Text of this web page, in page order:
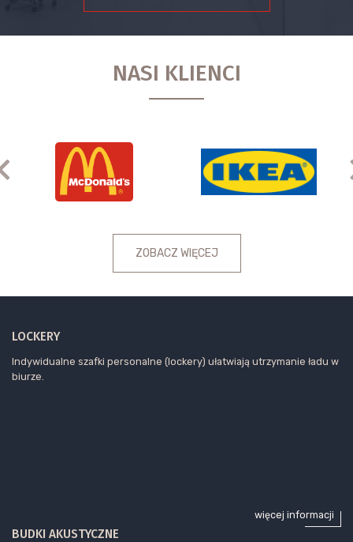
NASI KLIENCI
Previous
ZOBACZ WIĘCEJ
LOCKERY
Indywidualne szafki personalne (lockery) ułatwiają utrzymanie ładu w
biurze.
więcej informacji
BUDKI AKUSTYCZNE